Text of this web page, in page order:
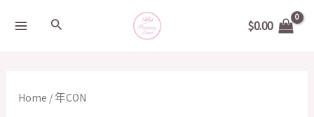
Search $0.00
Home / 年CON